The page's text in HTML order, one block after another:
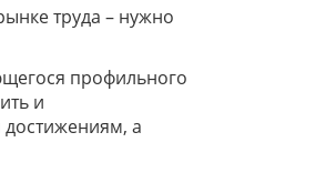
труда – нужно
профильного
и
достижениям, а